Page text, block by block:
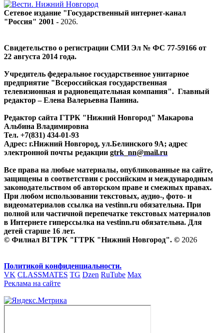
Сетевое издание "Государственный интернет-канал
"Россия" 2001 - 2026.
Свидетельство о регистрации СМИ Эл № ФС 77-59166 от
22 августа 2014 года.
Учредитель федеральное государственное унитарное
предприятие "Всероссийская государственная
телевизионная и радиовещательная компания". Главный
редактор – Елена Валерьевна Панина.
Редактор сайта ГТРК "Нижний Новгород" Макарова
Альбина Владимировна
Тел. +7(831) 434-01-93
Адрес: г.Нижний Новгород, ул.Белинского 9А; адрес
электронной почты редакции gtrk_nn@mail.ru
Все права на любые материалы, опубликованные на сайте,
защищены в соответствии с российским и международным
законодательством об авторском праве и смежных правах.
При любом использовании текстовых, аудио-, фото- и
видеоматериалов ссылка на vestinn.ru обязательна. При
полной или частичной перепечатке текстовых материалов
в Интернете гиперссылка на vestinn.ru обязательна. Для
детей старше 16 лет.
© Филиал ВГТРК "ГТРК "Нижний Новгород". © 2026
Политикой конфиденциальности.
VK CLASSMATES TG Dzen RuTube Max
Реклама на сайте